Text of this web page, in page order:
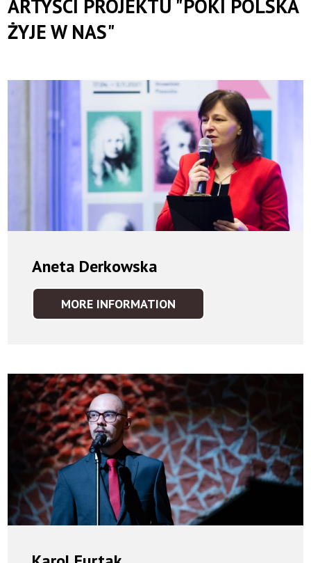
Orkiestra
Symfoniczna
ARTYŚCI PROJEKTU "PÓKI POLSKA
ŻYJE W NAS"
Aneta Derkowska
MORE INFORMATION
ANETA